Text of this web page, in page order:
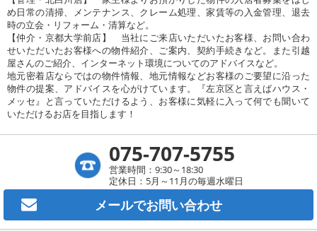
め日常の清掃、メンテナンス、クレーム処理、家賃等の入金管理、退去
時の立会・リフォーム・清算など。
【仲介・京都大学前店】 当社にご来店いただいたお客様、お問い合わ
せいただいたお客様への物件紹介、ご案内、契約手続きなど。また引越
屋さんのご紹介、インターネット環境についてのアドバイスなど。
地元密着店ならではの物件情報、地元情報などお客様のご要望に沿った
物件の提案、アドバイスを心がけています。『左京区と言えばハウス・
メッセ』と言っていただけるよう、お客様に気軽に入って何でも聞いて
いただけるお店を目指します！
075-707-5755
営業時間：9:30～18:30
定休日：5月～11月の毎週水曜日
メールでお問い合わせ